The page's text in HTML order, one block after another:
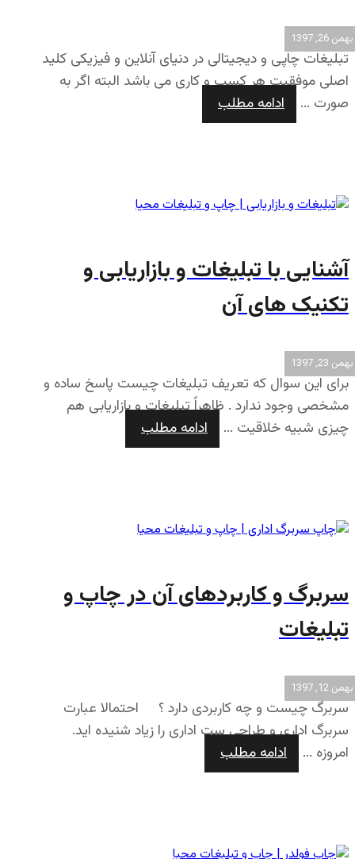
بهمن 26, 1397
تبلیغات چاپی و دیجیتالی در دنیای آنلاین و فیزیکی کلید
اصلی موفقیت هر کسب و کاری می باشد البته اگر به
صورت ...
ادامه مطلب
آشنایی با تبلیغات و بازاریابی و
تکنیک های آن
بهمن 23, 1397
برای این سوال که تعریف تبلیغات چیست پاسخ ساده و
مشخصی وجود ندارد . ظاهراً تبلیغات و بازاریابی هم
چیزی شبیه خلاقیت ...
ادامه مطلب
سربرگ و کاربردهای آن در چاپ و
تبلیغات
بهمن 12, 1397
سربرگ چیست و چه کاربردی دارد ؟ احتمالا عبارت
سربرگ اداری و طراحی ست اداری را زیاد شنیده اید.
امروزه ...
ادامه مطلب